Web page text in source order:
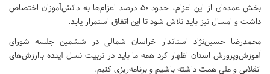
بخش عمده‌ای از این اعزام، حدود ۵۰ درصد اعزام‌ها به دانش‌آموزان اختصاص
داشت و امسال نیز باید تلاش شود تا این اتفاق استمرار یابد.
محمدرضا حسین‌نژاد استاندار خراسان شمالی در ششمین جلسه شورای
آموزش‌وپرورش استان اظهار کرد همه ما باید در تربیت نسل آینده باارزش‌های
انقلابی و ملی همت داشته باشیم و برنامه‌ریزی کنیم.